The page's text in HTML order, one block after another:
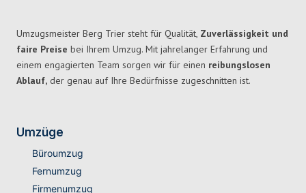
Umzugsmeister Berg Trier steht für Qualität, Zuverlässigkeit und
faire Preise bei Ihrem Umzug. Mit jahrelanger Erfahrung und
einem engagierten Team sorgen wir für einen reibungslosen
Ablauf, der genau auf Ihre Bedürfnisse zugeschnitten ist.
Umzüge
Büroumzug
Fernumzug
Firmenumzug